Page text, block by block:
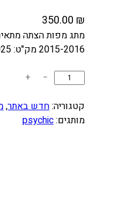
350.00 ₪
2015-2016 מק"ט: MX-01025 מותג- PSYCHIC
ו
ת
−
+
קטגוריה:חדש באתר,
מותגים:psychic